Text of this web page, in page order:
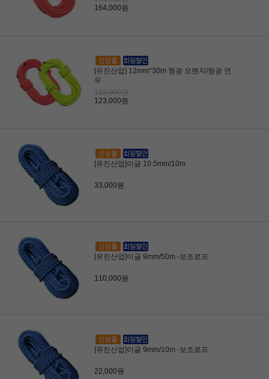
164,000원
[유진산업] 12mm*30m 형광 오렌지/형광 연
두
123,000원
123,000원
[유진산업]이글 10.5mm/10m
33,000원
[유진산업]이글 9mm/50m -보조로프
110,000원
[유진산업]이글 9mm/10m -보조로프
22,000원